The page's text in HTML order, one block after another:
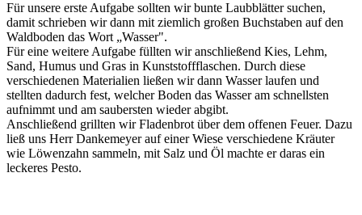
Für unsere erste Aufgabe sollten wir bunte Laubblätter suchen,
damit schrieben wir dann mit ziemlich großen Buchstaben auf den
Waldboden das Wort „Wasser".
Für eine weitere Aufgabe füllten wir anschließend Kies, Lehm,
Sand, Humus und Gras in Kunststoffflaschen. Durch diese
verschiedenen Materialien ließen wir dann Wasser laufen und
stellten dadurch fest, welcher Boden das Wasser am schnellsten
aufnimmt und am saubersten wieder abgibt.
Anschließend grillten wir Fladenbrot über dem offenen Feuer. Dazu
ließ uns Herr Dankemeyer auf einer Wiese verschiedene Kräuter
wie Löwenzahn sammeln, mit Salz und Öl machte er daras ein
leckeres Pesto.